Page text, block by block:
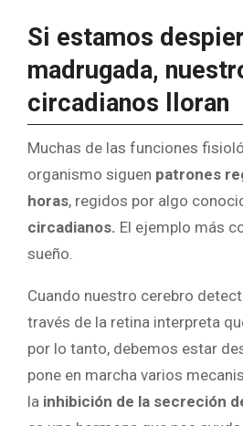
Si estamos
madrugada,
circadianos lloran
Muchas de las funciones
organismo siguen patrones
horas, regidos por algo
circadianos. El ejemplo más
sueño.
Cuando nuestro cerebro
través de la retina interpreta
por lo tanto, debemos estar
pone en marcha varios
la inhibición de la secreción